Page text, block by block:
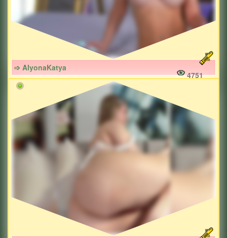
➩ AlyonaKatya
4751